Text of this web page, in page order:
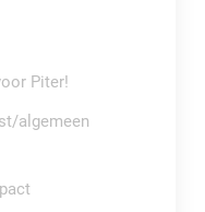
Piter!
algemeen